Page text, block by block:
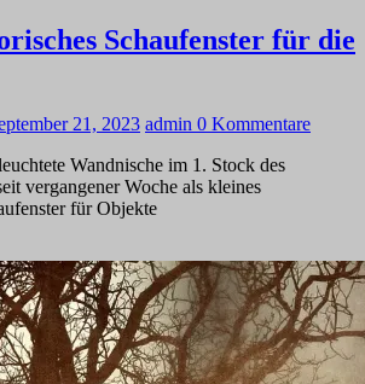
Schaufenster für die
21, 2023 admin 0 Kommentare
Wandnische im 1. Stock des
vergangener Woche als kleines
für Objekte